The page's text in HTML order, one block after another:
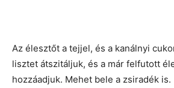
Az élesztőt a tejjel, és a kanálnyi
lisztet átszitáljuk, és a már felfutott
hozzáadjuk. Mehet bele a zsiradék is.